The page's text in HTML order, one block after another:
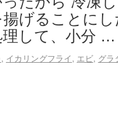
げることに
理して、小分
, イカリングフライ, エビ, グラ